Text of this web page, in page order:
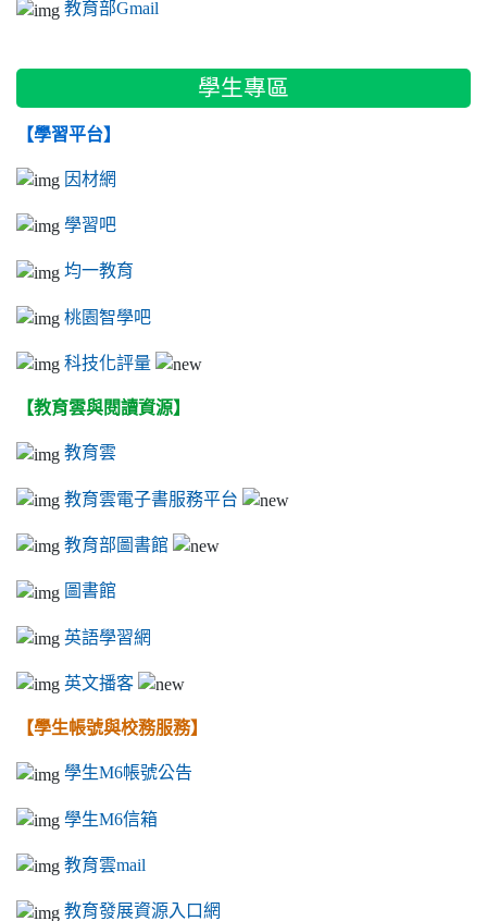
教育部Gmail
學生專區
【學習平台】
因材網
學習吧
均一教育
桃園智學吧
科技化評量
【教育雲與閱讀資源】
教育雲
教育雲電子書服務平台
教育部圖書館
圖書館
英語學習網
英文播客
【學生帳號與校務服務】
學生M6帳號公告
學生M6信箱
教育雲mail
教育發展資源入口網